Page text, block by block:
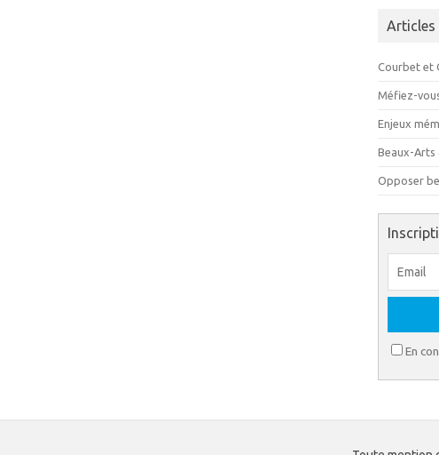
Articles
Courbet et
Méfiez-
Enjeux
Beaux-Arts
Opposer
En